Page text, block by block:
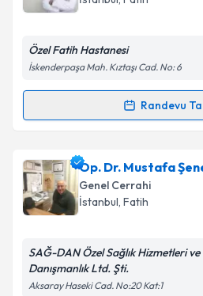
Kişisel verilerimin
Metni'ni okudum ve
Takvim
Özel Fatih Hastanesi
İskenderpaşa Mah. Kıztaşı Cad. No: 6
Randevu
Randevu Takvimi Talebi
Op. Dr. Hadi Serdar Yazıcı
talebi oluşturun. Size bu
için bir takvim
bilgilendireceğiz.
E-posta Adresiniz
Op. Dr. Mustafa
Genel Cerrahi
İstanbul, Fatih
SAĞ-DAN Özel Sağlık Hizmetleri ve
Danışmanlık Ltd. Şti.
Aksaray Haseki Cad. No:20 Kat:1